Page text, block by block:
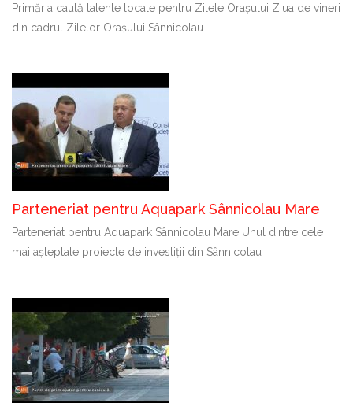
Primăria caută talente locale pentru Zilele Orașului Ziua de vineri
din cadrul Zilelor Orașului Sânnicolau
Parteneriat pentru Aquapark Sânnicolau Mare
Parteneriat pentru Aquapark Sânnicolau Mare Unul dintre cele
mai așteptate proiecte de investiții din Sânnicolau